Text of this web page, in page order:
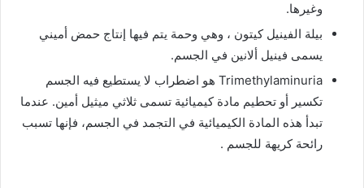
وغيرها.
بيلة الفينيل كيتون ، وهي وحمة يتم فيها إنتاج حمض أميني
يسمى فينيل ألانين في الجسم.
Trimethylaminuria هو اضطراب لا يستطيع فيه الجسم
تكسير أو تحطيم مادة كيميائية تسمى ثلاثي ميثيل أمين. عندما
تبدأ هذه المادة الكيميائية في التجمد في الجسم، فإنها تسبب
رائحة كريهة للجسم .